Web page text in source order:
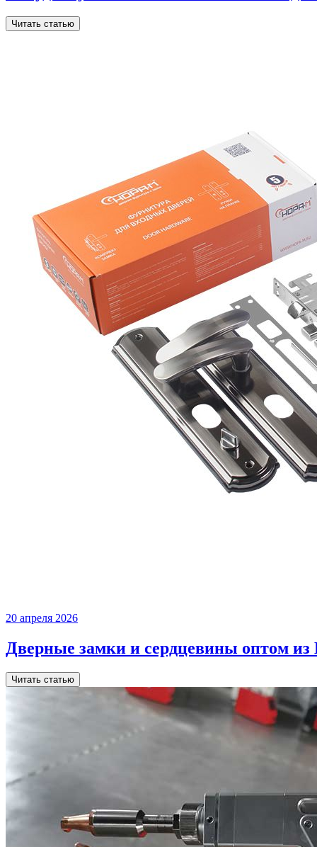
Читать статью
20 апреля 2026
Дверные замки и сердцевины оптом из
Читать статью